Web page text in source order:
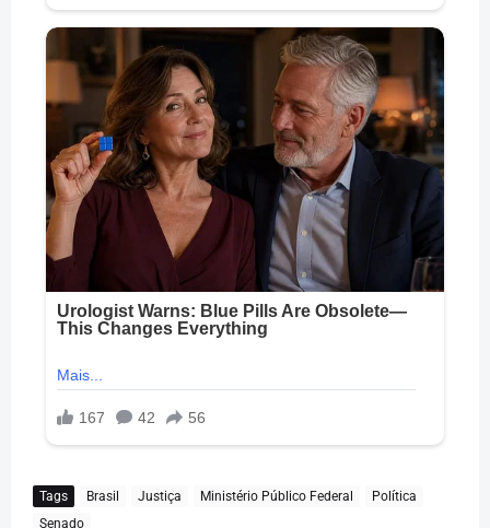
Tags Brasil Justiça Ministério Público Federal
Política
Senado